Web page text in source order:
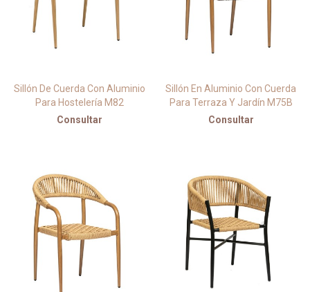
Sillón De Cuerda Con Aluminio
Para Hostelería M82
Consultar
Sillón En Aluminio Con Cuerda
Para Terraza Y Jardín M75B
Consultar